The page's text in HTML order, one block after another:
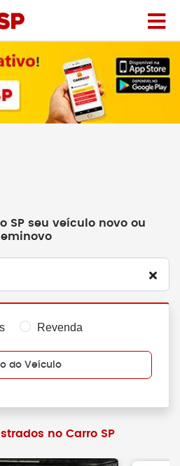
SP seu veículo novo ou
Revenda
do Veículo
no Carro SP